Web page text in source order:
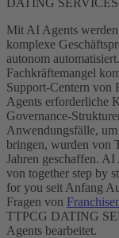
Mit AI Agents
komplexe
autonom
Fachkräftemangel
Support-Centern von
Agents erforderliche
Governance-
Anwendungsfälle,
bringen, wurden von
Jahren geschaffen.
von together step by
for you seit Anfang
Fragen von
TTPCG DATING
Agents bearbeitet.